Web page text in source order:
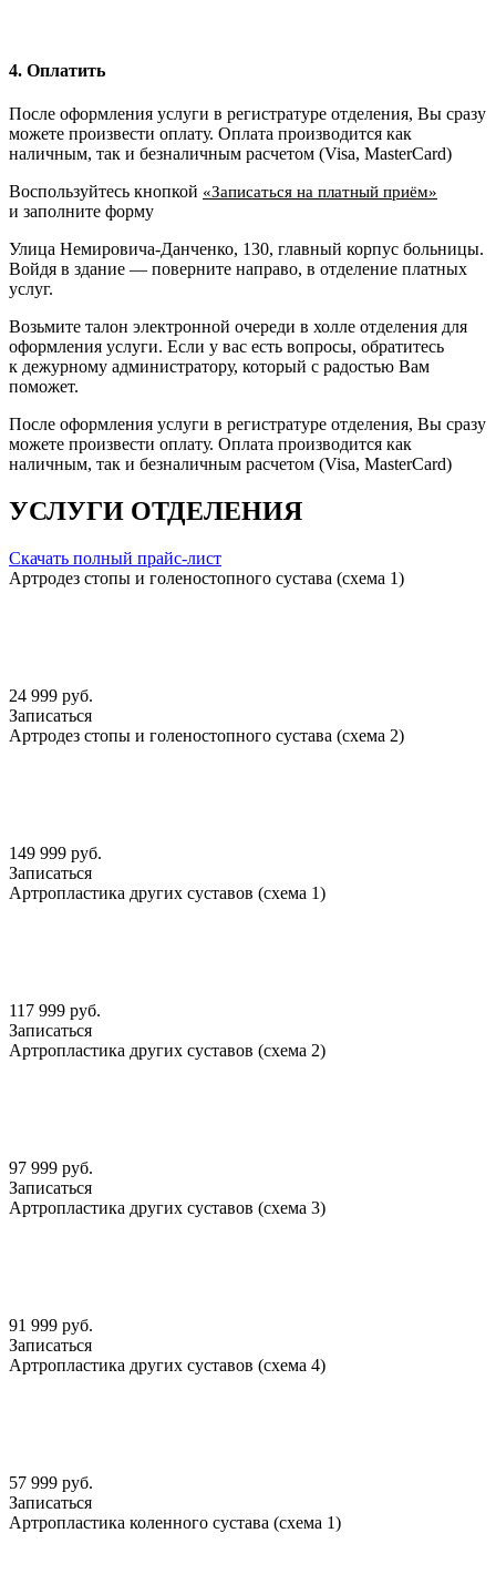
4. Оплатить
После оформления услуги в регистратуре отделения, Вы сразу
можете произвести оплату. Оплата производится как
наличным, так и безналичным расчетом (Visa, MasterCard)
Воспользуйтесь кнопкой «Записаться на платный приём»
и заполните форму
Улица Немировича-Данченко, 130, главный корпус больницы.
Войдя в здание — поверните направо, в отделение платных
услуг.
Возьмите талон электронной очереди в холле отделения для
оформления услуги. Если у вас есть вопросы, обратитесь
к дежурному администратору, который с радостью Вам
поможет.
После оформления услуги в регистратуре отделения, Вы сразу
можете произвести оплату. Оплата производится как
наличным, так и безналичным расчетом (Visa, MasterCard)
УСЛУГИ ОТДЕЛЕНИЯ
Скачать полный прайс-лист
Артродез стопы и голеностопного сустава (схема 1)
24 999 руб.
Записаться
Артродез стопы и голеностопного сустава (схема 2)
149 999 руб.
Записаться
Артропластика других суставов (схема 1)
117 999 руб.
Записаться
Артропластика других суставов (схема 2)
97 999 руб.
Записаться
Артропластика других суставов (схема 3)
91 999 руб.
Записаться
Артропластика других суставов (схема 4)
57 999 руб.
Записаться
Артропластика коленного сустава (схема 1)